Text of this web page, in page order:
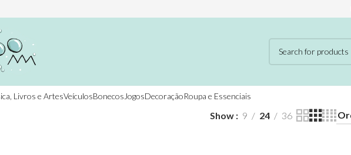
Livros e ArtesVeículosBonecos JogosDecoraçãoRoupa e Essenciais
Show 9 24 36